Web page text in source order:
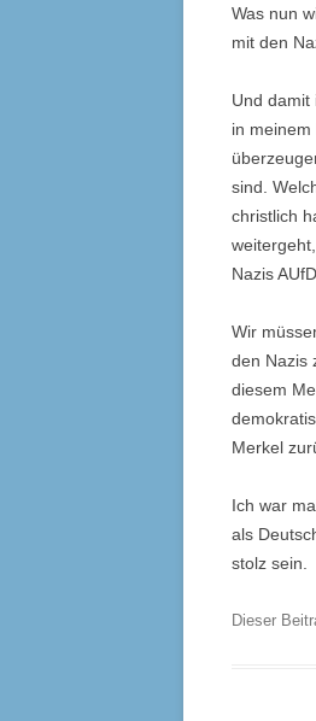
Was nun
mit den
Und damit
in
sind.
christlich
Nazis
Wir
den Nazis
diesem
Merkel
Ich war
als
stolz sein.
Dieser